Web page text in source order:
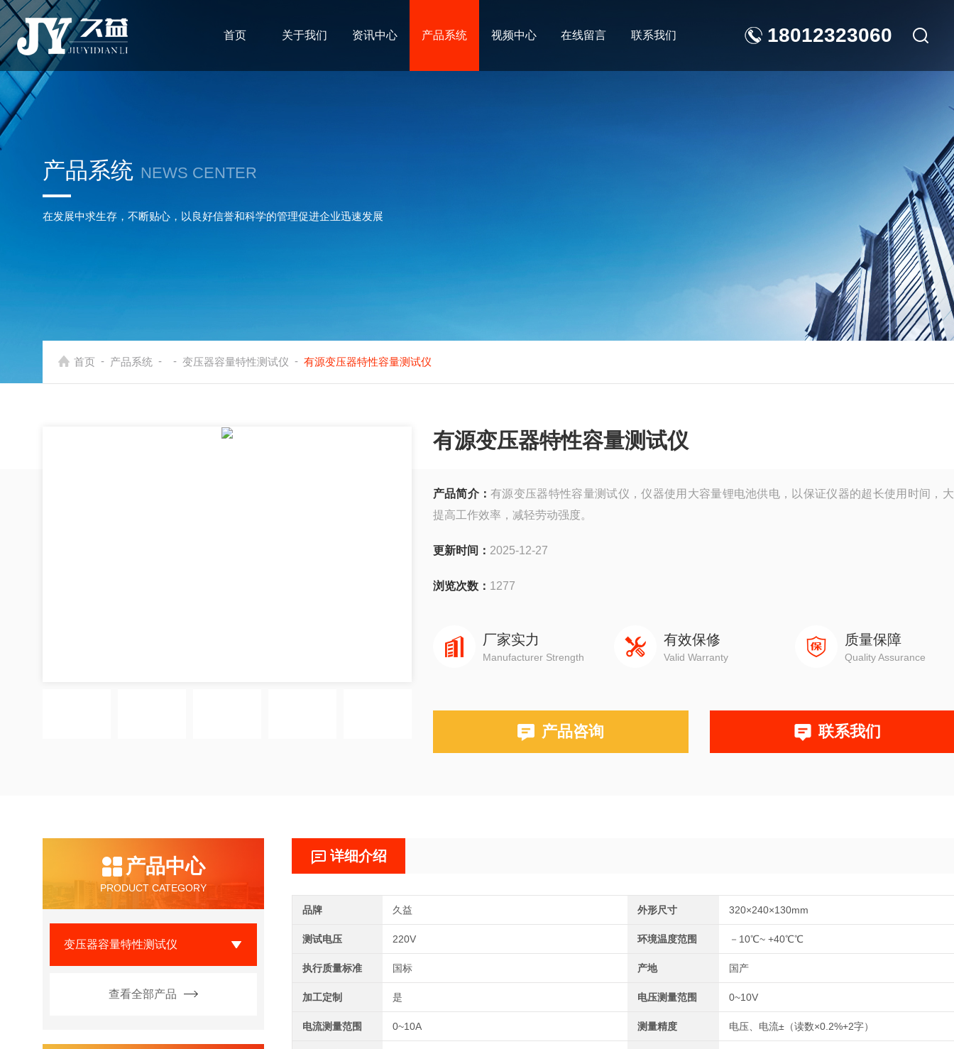
18012323060
首页 关于我们 资讯中心 产品系统 视频中心 在线留言 联系我们
产品系统 NEWS CENTER
在发展中求生存，不断贴心，以良好信誉和科学的管理促进企业迅速发展
首页 - 产品系统 - - 变压器容量特性测试仪 - 有源变压器特性容量测试仪
有源变压器特性容量测试仪
产品简介： 有源变压器特性容量测试仪，仪器使用大容量锂电池供电，以保证仪器的超长使用时间，
提高工作效率，减轻劳动强度。
更新时间： 2025-12-27
浏览次数： 1277
厂家实力
Manufacturer Strength
有效保修
Valid Warranty
质量保障
Quality Assurance
产品咨询 联系我们
产品中心
PRODUCT CATEGORY
变压器容量特性测试仪
查看全部产品
详细介绍
品牌 久益 外形尺寸 320×240×130mm
测试电压 220V 环境温度范围 －10℃~ +40℃℃
执行质量标准 国标 产地 国产
加工定制 是 电压测量范围 0~10V
电流测量范围 0~10A 测量精度 电压、电流±（读数×0.2%+2字）